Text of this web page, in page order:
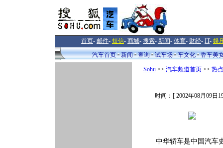
首页- 邮件- 短信- 商城- 搜索- 新闻- 体育- 财经- IT- 娱
汽车首页
新闻 查询 试车场 车文化 香车美
Sohu>> 汽车频道首页>> 热
时间：[ 2002年08月09
中华轿车是中国汽车史